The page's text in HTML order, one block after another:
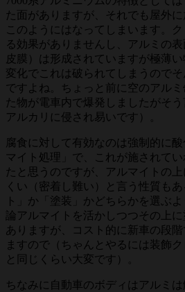
た面がありますが、それでも屋外
このようにはなってしまいます。
る効果がありませんし、アルミの
皮膜）は形成されていますが極薄
変化でこれは破られてしまうのでそ
ですよね。ちょっと前に空のアル
た物が電車内で爆発しましたがそう
アルカリに侵され易いです）。
腐食に対して有効なのは強制的に
マイト処理」で、これが施されて
たと思うのですが、アルマイトの上
くい（密着し難い）と言う性質も
ト」か「塗装」かどちらかを選ぶ
論アルマイトを活かしつつその上
ありますが、コスト的に新車の段
ますので（ちゃんとやるには装飾
と同じくらい大変です）。
ちなみに自動車のボディはアルミ